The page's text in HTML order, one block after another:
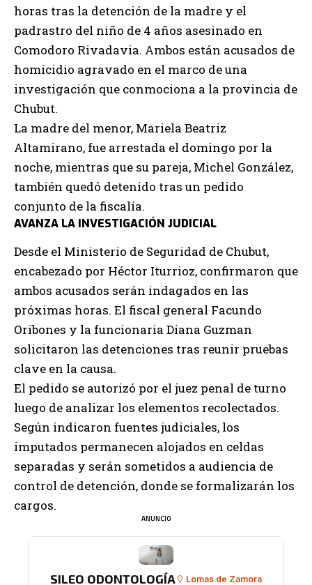
horas tras la detención de la madre y el
padrastro del niño de 4 años asesinado en
Comodoro Rivadavia. Ambos están acusados de
homicidio agravado en el marco de una
investigación que conmociona a la provincia de
Chubut.
La madre del menor, Mariela Beatriz
Altamirano, fue arrestada el domingo por la
noche, mientras que su pareja, Michel González,
también quedó detenido tras un pedido
conjunto de la fiscalía.
AVANZA LA INVESTIGACIÓN JUDICIAL
Desde el Ministerio de Seguridad de Chubut,
encabezado por Héctor Iturrioz, confirmaron que
ambos acusados serán indagados en las
próximas horas. El fiscal general Facundo
Oribones y la funcionaria Diana Guzman
solicitaron las detenciones tras reunir pruebas
clave en la causa.
El pedido se autorizó por el juez penal de turno
luego de analizar los elementos recolectados.
Según indicaron fuentes judiciales, los
imputados permanecen alojados en celdas
separadas y serán sometidos a audiencia de
control de detención, donde se formalizarán los
cargos.
ANUNCIO
SILEO ODONTOLOGÍA Lomas de Zamora